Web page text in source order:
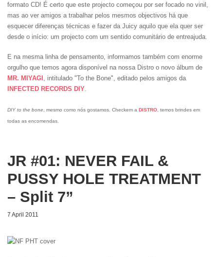
formato CD! É certo que este projecto começou por ser focado no vinil,
mas ao ver amigos a trabalhar pelos mesmos objectivos há que
esquecer diferenças técnicas e fazer da Juicy aquilo que ela quer ser
desde o início: um projecto com um sentido comunitário de entreajuda.
E na mesma linha de pensamento, informamos também com enorme
orgulho que temos agora disponível na nossa Distro o novo álbum de
MR. MIYAGI , intitulado "To the Bone", editado pelos amigos da
INFECTED RECORDS DIY.
DIY to the bone , mesmo como nós gostamos. Checkem a DISTRO , temos brindes em
todas as encomendas.
JR #01: NEVER FAIL &
PUSSY HOLE TREATMENT
– Split 7”
7 April 2011